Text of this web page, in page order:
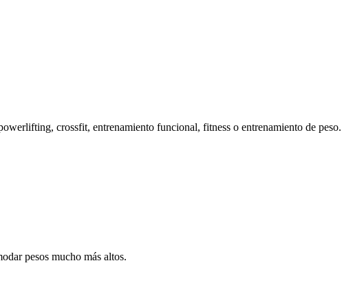
crossfit, entrenamiento funcional, fitness o entrenamiento de peso.
pesos mucho más altos.